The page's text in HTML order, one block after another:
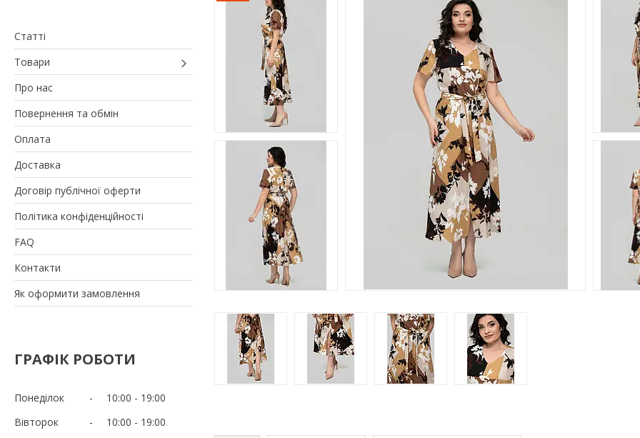
Статті
Товари
Про нас
Повернення та обмін
Оплата
Доставка
Договір публічної оферти
Політика конфіденційності
FAQ
Контакти
Як оформити замовлення
ГРАФІК РОБОТИ
Понеділок 10:00
19:00
Вівторок
10:00
19:00